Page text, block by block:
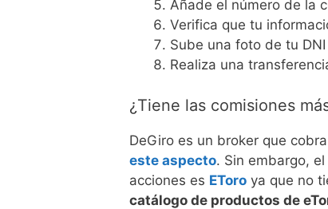
Añade el número de la
Verifica que tu
Sube una foto de tu
Realiza una
¿Tiene las comisiones
DeGiro es un broker que cobra
este aspecto. Sin embargo,
acciones es EToro ya que no
catálogo de productos de